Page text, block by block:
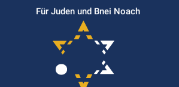
Für Juden und Bnei Noach